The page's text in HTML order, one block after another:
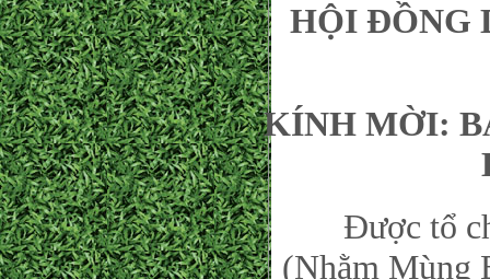
HỘI ĐỒNG
KÍNH MỜI:
Được tổ
(Nhằm Mùng